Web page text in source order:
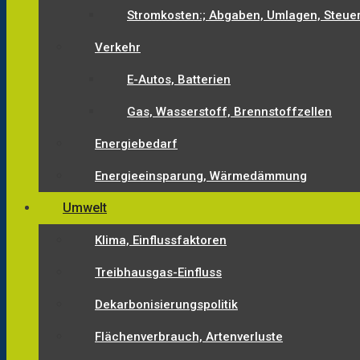
Stromkosten:; Abgaben, Umlagen,
Verkehr
E-Autos, Batterien
Gas, Wasserstoff, Brennstoffzellen
Energiebedarf
Energieeinsparung, Wärmedämmung
Umwelt
Klima, Einflussfaktoren
Treibhausgas-Einfluss
Dekarbonisierungspolitik
Flächenverbrauch, Artenverluste